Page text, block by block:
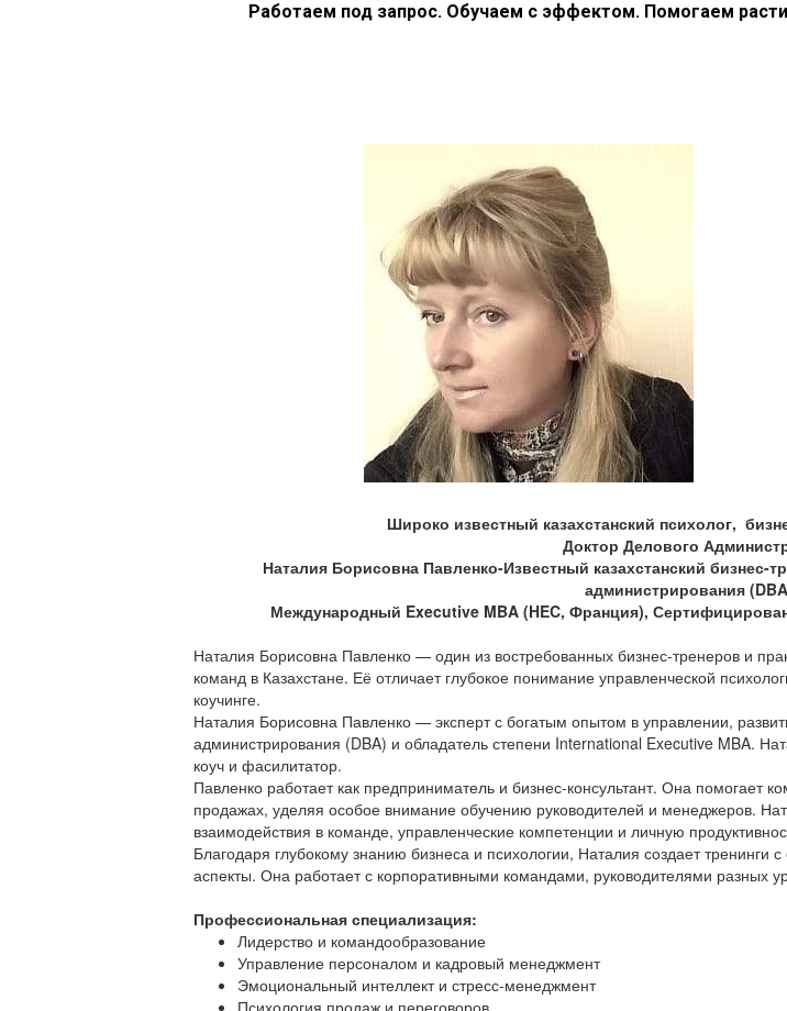
Работаем под запрос. Обучаем с эффектом. Помогаем
Широко известный казахстанский психолог,
Доктор Делового
Наталия Борисовна Павленко-Известный казахстанский бизнес-
администрирования
Международный Executive MBA (HEC, Франция),
Наталия Борисовна Павленко — один из востребованных бизнес-тренеров и
команд в Казахстане. Её отличает глубокое понимание управленческой
коучинге.
Наталия Борисовна Павленко — эксперт с богатым опытом в управлении,
администрирования (DBA) и обладатель степени International Executive MBA.
коуч и фасилитатор.
Павленко работает как предприниматель и бизнес-консультант. Она
продажах, уделяя особое внимание обучению руководителей и менеджеров.
взаимодействия в команде, управленческие компетенции и личную
Благодаря глубокому знанию бизнеса и психологии, Наталия создает
аспекты. Она работает с корпоративными командами, руководителями разных
Профессиональная специализация:
Лидерство и командообразование
Управление персоналом и кадровый менеджмент
Эмоциональный интеллект и стресс-менеджмент
Психология продаж и переговоров